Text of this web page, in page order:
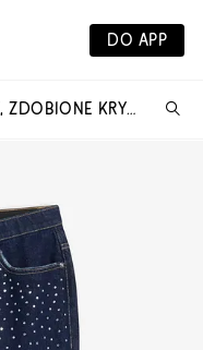
DO APP
JEANSY STRAIGHT, MID WAIST, ZDOBIONE KRYSZTAŁKAMI